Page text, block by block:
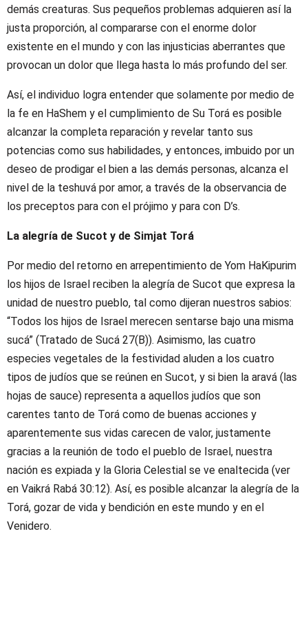
demás creaturas. Sus pequeños problemas adquieren así la
justa proporción, al compararse con el enorme dolor
existente en el mundo y con las injusticias aberrantes que
provocan un dolor que llega hasta lo más profundo del ser.
Así, el individuo logra entender que solamente por medio de
la fe en HaShem y el cumplimiento de Su Torá es posible
alcanzar la completa reparación y revelar tanto sus
potencias como sus habilidades, y entonces, imbuido por un
deseo de prodigar el bien a las demás personas, alcanza el
nivel de la teshuvá por amor, a través de la observancia de
los preceptos para con el prójimo y para con D’s.
La alegría de Sucot y de Simjat Torá
Por medio del retorno en arrepentimiento de Yom HaKipurim
los hijos de Israel reciben la alegría de Sucot que expresa la
unidad de nuestro pueblo, tal como dijeran nuestros sabios:
“Todos los hijos de Israel merecen sentarse bajo una misma
sucá” (Tratado de Sucá 27(B)). Asimismo, las cuatro
especies vegetales de la festividad aluden a los cuatro
tipos de judíos que se reúnen en Sucot, y si bien la aravá (las
hojas de sauce) representa a aquellos judíos que son
carentes tanto de Torá como de buenas acciones y
aparentemente sus vidas carecen de valor, justamente
gracias a la reunión de todo el pueblo de Israel, nuestra
nación es expiada y la Gloria Celestial se ve enaltecida (ver
en Vaikrá Rabá 30:12). Así, es posible alcanzar la alegría de la
Torá, gozar de vida y bendición en este mundo y en el
Venidero.